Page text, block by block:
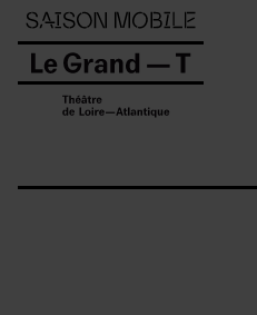
Panneau de gestion des cookies